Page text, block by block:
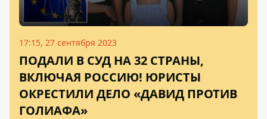
17:15, 27 сентября 2023
ПОДАЛИ В СУД НА 32 СТРАНЫ,
ВКЛЮЧАЯ РОССИЮ! ЮРИСТЫ
ОКРЕСТИЛИ ДЕЛО «ДАВИД ПРОТИВ
ГОЛИАФА»